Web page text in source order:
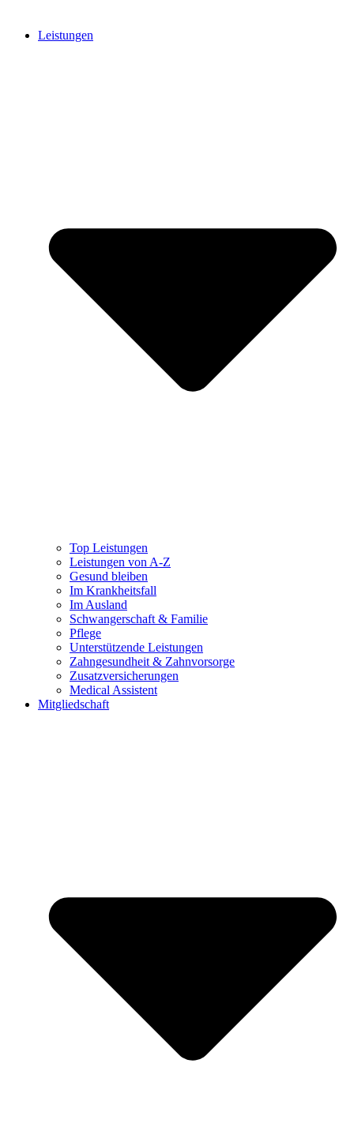
Leistungen
Top Leistungen
Leistungen von A-Z
Gesund bleiben
Im Krankheitsfall
Im Ausland
Schwangerschaft & Familie
Pflege
Unterstützende Leistungen
Zahngesundheit & Zahnvorsorge
Zusatzversicherungen
Medical Assistent
Mitgliedschaft